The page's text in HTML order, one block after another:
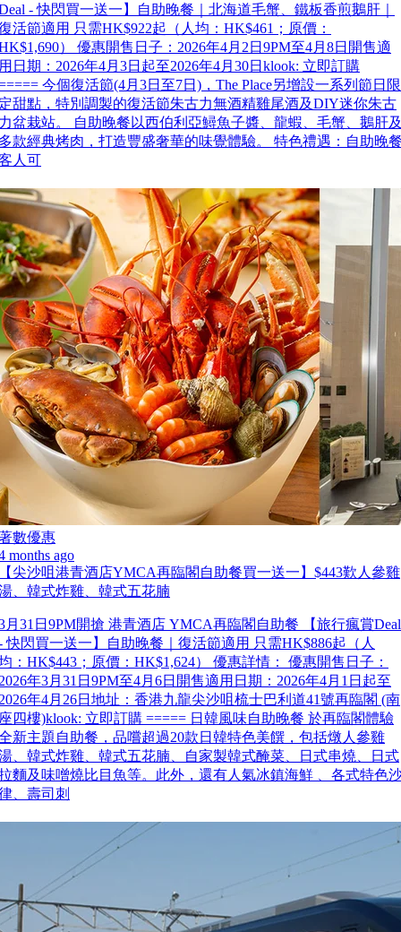
- 快閃買一送一】自助晚餐｜北海道毛蟹、鐵板香煎鵝肝｜
活節適用 只需HK$922起（人均：HK$461；原價：
） 優惠開售日子：2026年4月2日9PM至4月8日開售適
日期：2026年4月3日起至2026年4月30日klook: 立即訂購
今個復活節(4月3日至7日)，The Place另增設一系列節日限
甜點，特別調製的復活節朱古力無酒精雞尾酒及DIY迷你朱古
盆栽站。 自助晚餐以西伯利亞鱘魚子醬、龍蝦、毛蟹、鵝肝
款經典烤肉，打造豐盛奢華的味覺體驗。 特色禮遇：自助晚
人可
數優惠
months ago
尖沙咀港青酒店YMCA再臨閣自助餐買一送一】$443歎人參雞
、韓式炸雞、韓式五花腩
月31日9PM開搶 港青酒店 YMCA再臨閣自助餐 【旅行瘋賞Deal
快閃買一送一】自助晚餐｜復活節適用 只需HK$886起（人
：HK$443；原價：HK$1,624） 優惠詳情： 優惠開售日子：
年3月31日9PM至4月6日開售適用日期：2026年4月1日起至
年4月26日地址：香港九龍尖沙咀梳士巴利道41號再臨閣 (南
四樓)klook: 立即訂購 ===== 日韓風味自助晚餐 於再臨閣體驗
新主題自助餐，品嚐超過20款日韓特色美饌，包括燉人參雞
、韓式炸雞、韓式五花腩、自家製韓式醃菜、日式串燒、日式
麵及味噌燒比目魚等。此外，還有人氣冰鎮海鮮 、各式特色
、壽司刺